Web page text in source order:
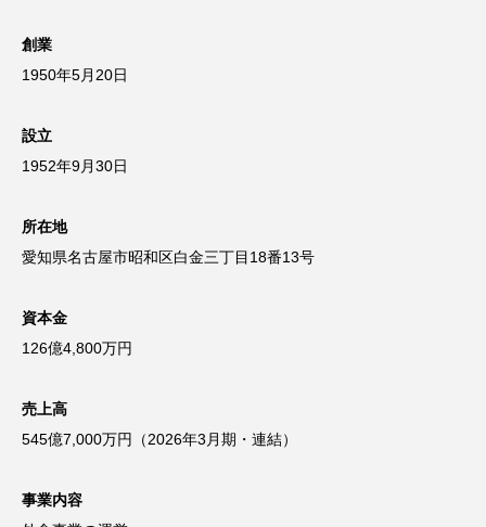
創業
1950年5月20日
設立
1952年9月30日
所在地
愛知県名古屋市昭和区白金三丁目18番13号
資本金
126億4,800万円
売上高
545億7,000万円（2026年3月期・連結）
事業内容